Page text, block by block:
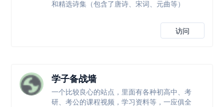
和精选诗集（包含了唐诗、宋词、元曲等）
访问
学子备战墙
一个比较良心的站点，里面有各种初高中、考
研、考公的课程视频，学习资料等，一应俱全